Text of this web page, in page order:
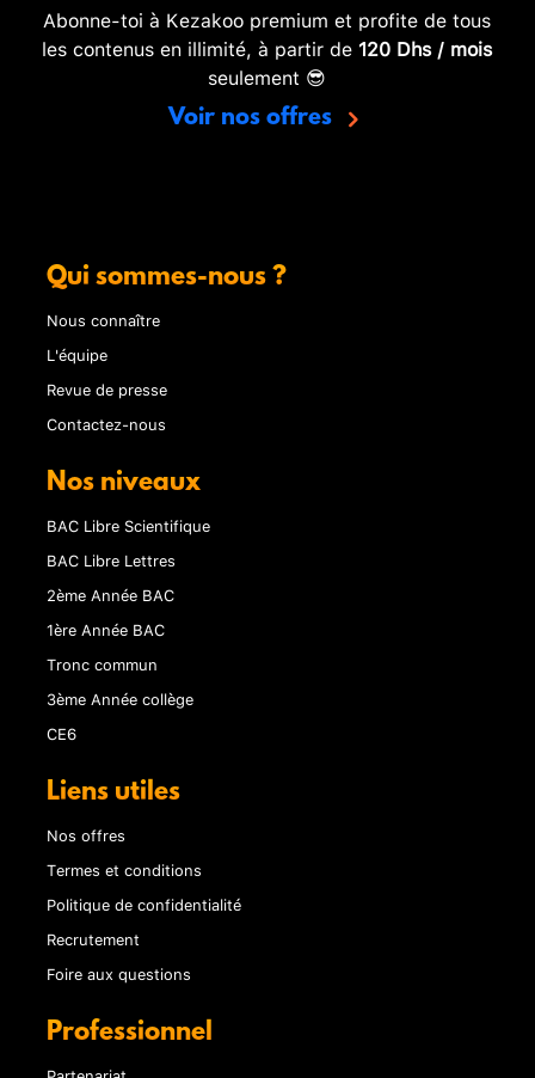
Abonne-toi à Kezakoo premium et profite de tous
les contenus en illimité, à partir de 120 Dhs / mois
seulement 😎
Voir nos offres
Qui sommes-nous ?
Nous connaître
L'équipe
Revue de presse
Contactez-nous
Nos niveaux
BAC Libre Scientifique
BAC Libre Lettres
2ème Année BAC
1ère Année BAC
Tronc commun
3ème Année collège
CE6
Liens utiles
Nos offres
Termes et conditions
Politique de confidentialité
Recrutement
Foire aux questions
Professionnel